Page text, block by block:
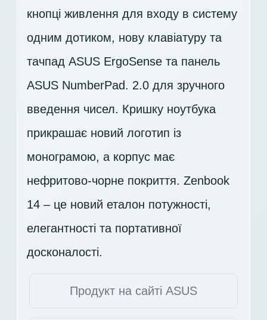
кнопці живлення для входу в систему
одним дотиком, нову клавіатуру та
тачпад ASUS ErgoSense та панель
ASUS NumberPad. 2.0 для зручного
введення чисел. Кришку ноутбука
прикрашає новий логотип із
монограмою, а корпус має
нефритово-чорне покриття. Zenbook
14 – це новий еталон потужності,
елегантності та портативної
досконалості.
Продукт на сайті ASUS